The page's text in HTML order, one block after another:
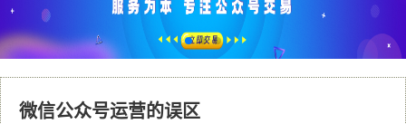
微信公众号运营的误区